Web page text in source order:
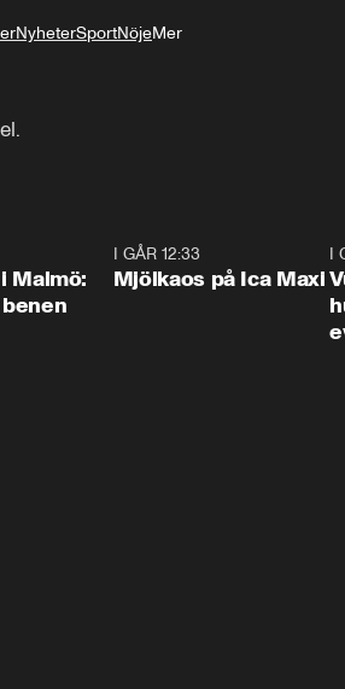
NyheterSportNöjeMer
Malmö:
I GÅR 12:33
Mjölkaos på Ica Maxi
I